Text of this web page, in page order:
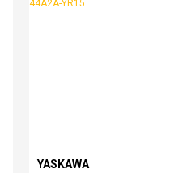
YASKAWA